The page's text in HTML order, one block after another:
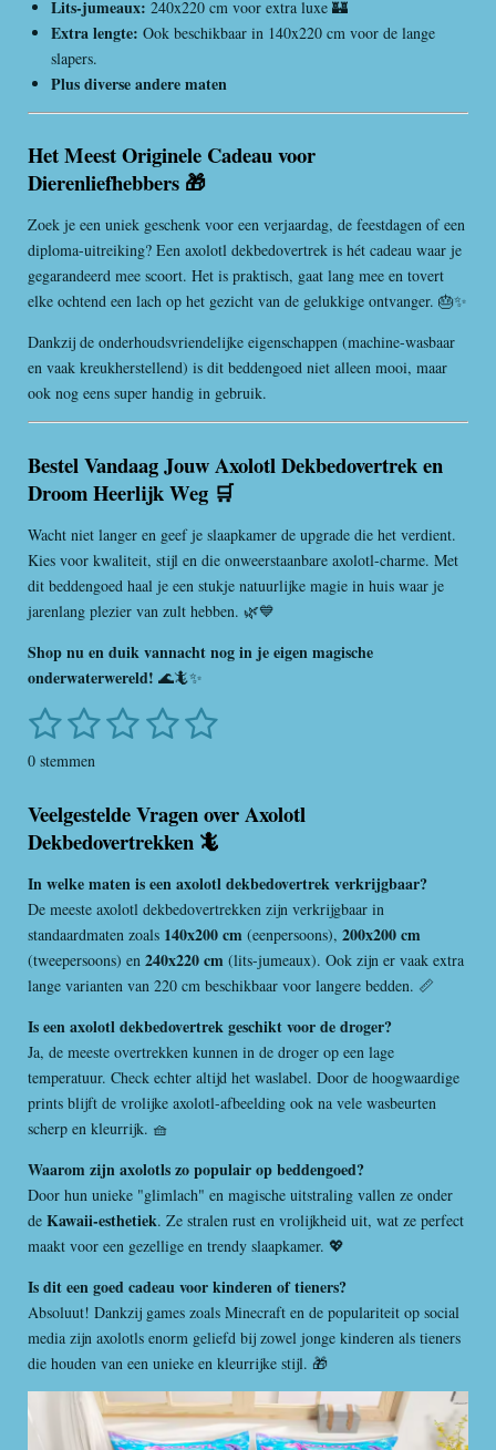
Lits-jumeaux: 240x220 cm voor extra luxe 🏰
Extra lengte: Ook beschikbaar in 140x220 cm voor de lange
slapers.
Plus diverse andere maten
Het Meest Originele Cadeau voor
Dierenliefhebbers 🎁
Zoek je een uniek geschenk voor een verjaardag, de feestdagen of een
diploma-uitreiking? Een axolotl dekbedovertrek is hét cadeau waar je
gegarandeerd mee scoort. Het is praktisch, gaat lang mee en tovert
elke ochtend een lach op het gezicht van de gelukkige ontvanger. 🎂✨
Dankzij de onderhoudsvriendelijke eigenschappen (machine-wasbaar
en vaak kreukherstellend) is dit beddengoed niet alleen mooi, maar
ook nog eens super handig in gebruik.
Bestel Vandaag Jouw Axolotl Dekbedovertrek en
Droom Heerlijk Weg 🛒
Wacht niet langer en geef je slaapkamer de upgrade die het verdient.
Kies voor kwaliteit, stijl en die onweerstaanbare axolotl-charme. Met
dit beddengoed haal je een stukje natuurlijke magie in huis waar je
jarenlang plezier van zult hebben. 🌿💙
Shop nu en duik vannacht nog in je eigen magische
onderwaterwereld! 🌊🦎✨
R
t
n
g
0
s
t
e
r
r
e
n
1
s
e
r
2
s
e
r
r
e
n
3
e
r
r
e
n
4
e
r
r
e
n
5
e
r
r
e
n
S
e
n
0 stemmen
Veelgestelde Vragen over Axolotl
Dekbedovertrekken 🦎
In welke maten is een axolotl dekbedovertrek verkrijgbaar?
De meeste axolotl dekbedovertrekken zijn verkrijgbaar in
standaardmaten zoals 140x200 cm (eenpersoons), 200x200 cm
(tweepersoons) en 240x220 cm (lits-jumeaux). Ook zijn er vaak extra
lange varianten van 220 cm beschikbaar voor langere bedden. 📏
Is een axolotl dekbedovertrek geschikt voor de droger?
Ja, de meeste overtrekken kunnen in de droger op een lage
temperatuur. Check echter altijd het waslabel. Door de hoogwaardige
prints blijft de vrolijke axolotl-afbeelding ook na vele wasbeurten
scherp en kleurrijk. 🧺
Waarom zijn axolotls zo populair op beddengoed?
Door hun unieke "glimlach" en magische uitstraling vallen ze onder
de Kawaii-esthetiek. Ze stralen rust en vrolijkheid uit, wat ze perfect
maakt voor een gezellige en trendy slaapkamer. 💖
Is dit een goed cadeau voor kinderen of tieners?
Absoluut! Dankzij games zoals Minecraft en de populariteit op social
media zijn axolotls enorm geliefd bij zowel jonge kinderen als tieners
die houden van een unieke en kleurrijke stijl. 🎁